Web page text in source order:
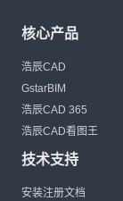
核心产品
浩辰CAD
GstarBIM
浩辰CAD 365
浩辰CAD看图王
技术支持
安装注册文档